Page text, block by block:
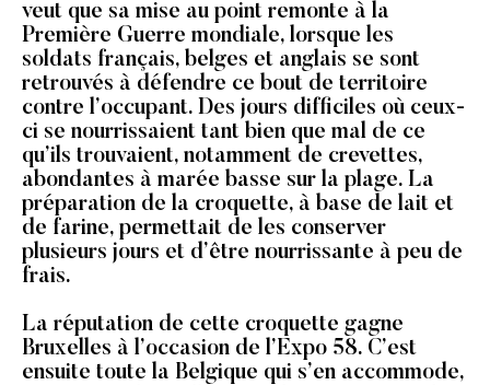
veut que sa mise au point remonte à la
Première Guerre mondiale, lorsque les
soldats français, belges et anglais se sont
retrouvés à défendre ce bout de territoire
contre l’occupant. Des jours difficiles où ceux-
ci se nourrissaient tant bien que mal de ce
qu’ils trouvaient, notamment de crevettes,
abondantes à marée basse sur la plage. La
préparation de la croquette, à base de lait et
de farine, permettait de les conserver
plusieurs jours et d’être nourrissante à peu de
frais.
La réputation de cette croquette gagne
Bruxelles à l’occasion de l’Expo 58. C’est
ensuite toute la Belgique qui s’en accommode,